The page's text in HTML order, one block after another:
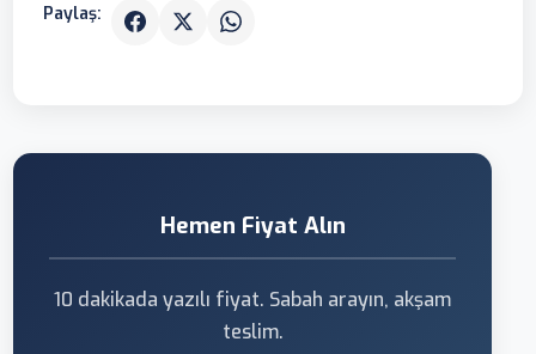
Paylaş:
Hemen Fiyat Alın
10 dakikada yazılı fiyat. Sabah arayın, akşam
teslim.